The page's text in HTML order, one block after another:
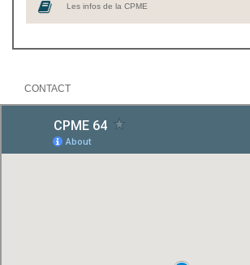
Les infos de la CPME
CONTACT